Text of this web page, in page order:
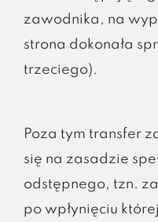
zawodnika, na
strona dokonała
trzeciego).
Poza tym transfer
się na zasadzie
odstępnego, tzn.
po wpłynięciu